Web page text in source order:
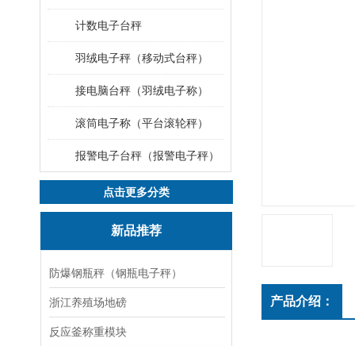
计数电子台秤
羽绒电子秤（移动式台秤）
接电脑台秤（羽绒电子称）
滚筒电子称（平台滚轮秤）
报警电子台秤（报警电子秤）
点击更多分类
新品推荐
防爆钢瓶秤（钢瓶电子秤）
浙江养殖场地磅
反应釜称重模块
产品介绍：